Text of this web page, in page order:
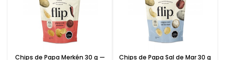
Chips de Papa Merkén 30 g —
Chips de Papa Sal de Mar 30 g